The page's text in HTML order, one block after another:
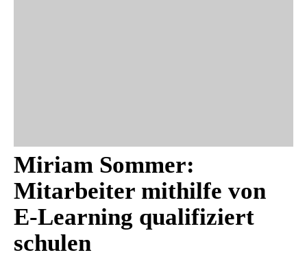
Miriam Sommer:
Mitarbeiter mithilfe von
E-Learning qualifiziert
schulen